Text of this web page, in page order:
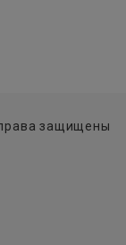
защищены